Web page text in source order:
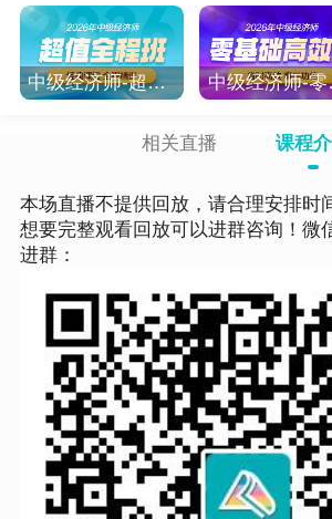
中级经济师-超值全程班 中
相关直播 课程
本场直播不提供回放，请合理安排时
想要完整观看回放可以进群咨询！微
进群：